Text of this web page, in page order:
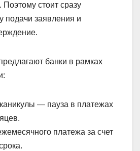
Поэтому стоит сразу
подачи заявления и
банки в рамках
— пауза в платежах
платежа за счет